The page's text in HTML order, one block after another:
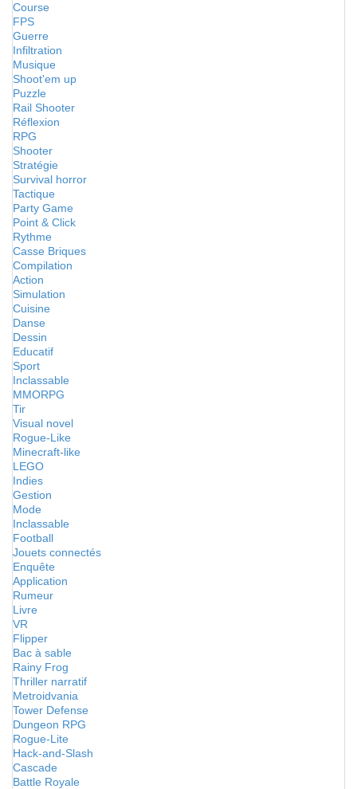
Course
FPS
Guerre
Infiltration
Musique
Shoot'em up
Puzzle
Rail Shooter
Réflexion
RPG
Shooter
Stratégie
Survival horror
Tactique
Party Game
Point & Click
Rythme
Casse Briques
Compilation
Action
Simulation
Cuisine
Danse
Dessin
Educatif
Sport
Inclassable
MMORPG
Tir
Visual novel
Rogue-Like
Minecraft-like
LEGO
Indies
Gestion
Mode
Inclassable
Football
Jouets connectés
Enquête
Application
Rumeur
Livre
VR
Flipper
Bac à sable
Rainy Frog
Thriller narratif
Metroidvania
Tower Defense
Dungeon RPG
Rogue-Lite
Hack-and-Slash
Cascade
Battle Royale